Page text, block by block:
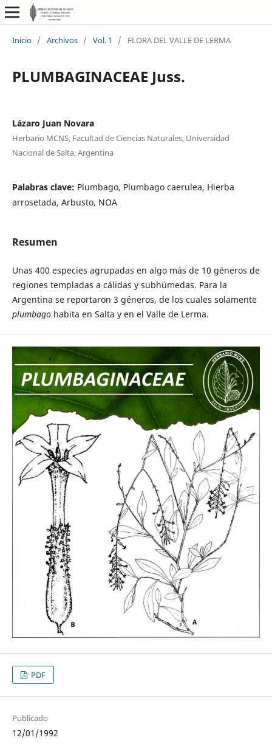
Inicio / Archivos / Vol. 1 / FLORA DEL VALLE DE LERMA
PLUMBAGINACEAE Juss.
Lázaro Juan Novara
Herbario MCNS, Facultad de Ciencias Naturales, Universidad
Nacional de Salta, Argentina
Palabras clave: Plumbago, Plumbago caerulea, Hierba
arrosetada, Arbusto, NOA
Resumen
Unas 400 especies agrupadas en algo más de 10 géneros de
regiones templadas a cálidas y subhúmedas. Para la
Argentina se reportaron 3 géneros, de los cuales solamente
plumbagohabita en Salta y en el Valle de Lerma.
PDF
Publicado
12/01/1992